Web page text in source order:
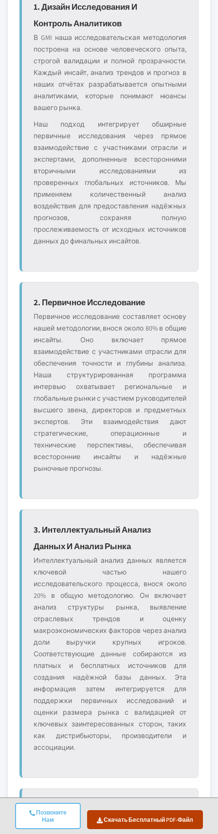
Позвоните
Нам
Скачать Бесплатный PDF-Файл
1. Дизайн Исследования И
Контроль Аналитиков
В GMI наша исследовательская методология
построена на основе человеческого опыта,
строгой валидации и полной прозрачности.
Каждый инсайт, анализ трендов и прогноз в
наших отчётах разрабатывается опытными
аналитиками, которые понимают нюансы
вашего рынка.
Наш подход интегрирует обширные
первичные исследования через прямое
взаимодействие с участниками отрасли и
экспертами, дополненные всесторонними
вторичными исследованиями из
проверенных глобальных источников. Мы
применяем количественный анализ
воздействия для предоставления надёжных
прогнозов, сохраняя полную
прослеживаемость от исходных источников
данных до финальных инсайтов.
2. Первичное Исследование
Первичное исследование составляет основу
нашей методологии, внося около 80% в общие
инсайты. Оно включает прямое
взаимодействие с участниками отрасли для
обеспечения точности и глубины анализа.
Наша структурированная программа
интервью охватывает региональные и
глобальные рынки с участием руководителей
высшего звена, директоров и предметных
экспертов. Эти взаимодействия дают
стратегические, операционные и
технические перспективы, обеспечивая
всесторонние инсайты и надёжные
рыночные прогнозы.
3. Интеллектуальный Анализ
Данных И Анализ Рынка
Интеллектуальный анализ данных является
ключевой частью нашего
исследовательского процесса, внося около
20% в общую методологию. Он включает
анализ структуры рынка, выявление
отраслевых трендов и оценку
макроэкономических факторов через анализ
доли выручки крупных игроков.
Соответствующие данные собираются из
платных и бесплатных источников для
создания надёжной базы данных. Эта
информация затем интегрируется для
поддержки первичных исследований и
оценки размера рынка с валидацией от
ключевых заинтересованных сторон, таких
как дистрибьюторы, производители и
ассоциации.
4. Оценка Размера Рынка
Наша оценка размера рынка построена на